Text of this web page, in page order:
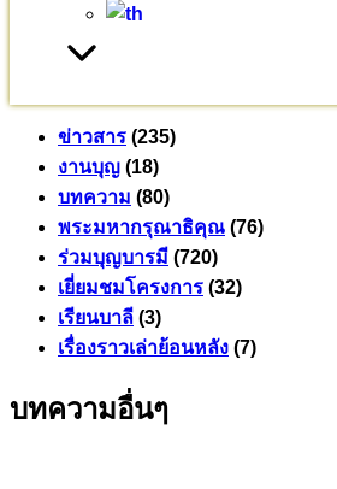
สามเณรสีหะ
ข่าวสาร (235)
งานบุญ (18)
บทความ (80)
พระมหากรุณาธิคุณ (76)
ร่วมบุญบารมี (720)
เยี่ยมชมโครงการ (32)
เรียนบาลี (3)
เรื่องราวเล่าย้อนหลัง (7)
บทความอื่นๆ